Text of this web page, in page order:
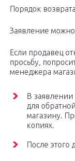
Порядок
Заявление
Если продавец
просьбу,
менеджера
В
для
магазину.
копиях.
После этого